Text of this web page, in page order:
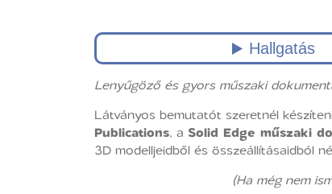
Lenyűgöző és gyors műszaki
Látványos bemutatót szeretnél
Publications, a Solid Edge műszaki
3D modelljeidből és összeállításaidból
(Ha még nem